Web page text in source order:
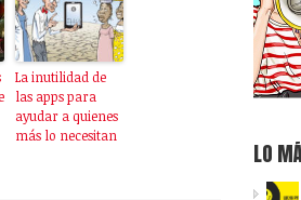
La inutilidad de
las apps para
ayudar a quienes
más lo necesitan
LO